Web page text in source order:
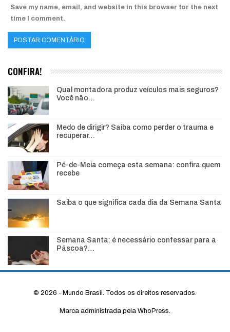
Save my name, email, and website in this browser for the next
time I comment.
CONFIRA!
Qual montadora produz veículos mais seguros?
Você não…
Medo de dirigir? Saiba como perder o trauma e
recuperar…
Pé-de-Meia começa esta semana: confira quem
recebe
Saiba o que significa cada dia da Semana Santa
Semana Santa: é necessário confessar para a
Páscoa?…
© 2026 - Mundo Brasil. Todos os direitos reservados.
Marca administrada pela WhoPress.